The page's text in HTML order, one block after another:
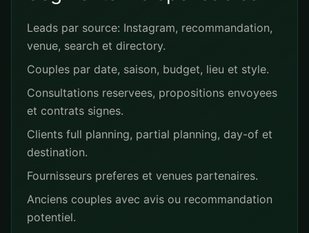
Leads par source: Instagram, recommandation,
venue, search et directory.
Couples par date, saison, budget, lieu et style.
Consultations reservees, propositions envoyees
et contrats signes.
Clients full planning, partial planning, day-of et
destination.
Fournisseurs preferes et venues partenaires.
Anciens couples avec avis ou recommandation
potentiel.